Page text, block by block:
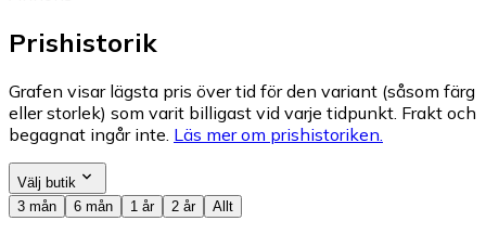
Prishistorik
Grafen visar lägsta pris över tid för den variant (såsom färg
eller storlek) som varit billigast vid varje tidpunkt. Frakt och
begagnat ingår inte. Läs mer om prishistoriken.
Välj butik
3 mån
6 mån 1 år 2 år Allt